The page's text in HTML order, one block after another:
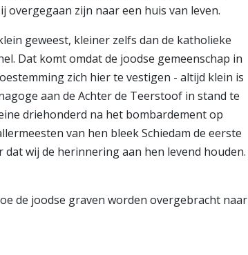
zijn naar een huis van leven.
geweest, kleiner zelfs dan de katholieke
Dat komt omdat de joodse gemeenschap in
zich hier te vestigen - altijd klein is
aan de Achter de Teerstoof in stand te
driehonderd na het bombardement op
van hen bleek Schiedam de eerste
wij de herinnering aan hen levend houden.
de joodse graven worden overgebracht naar